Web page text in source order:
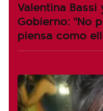
Valentina
Gobierno: "No
piensa como